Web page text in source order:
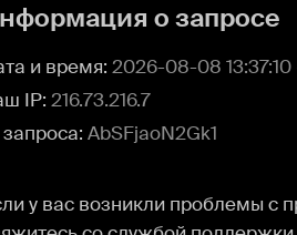
о запросе
и время: 2026-08-08
IP: 216.73.216.7
запроса: AbSFjaoN2Gk1
у вас возникли проблемы с